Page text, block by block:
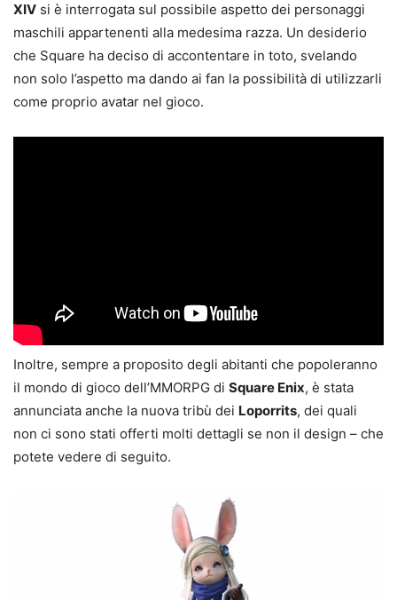
XIV si è interrogata sul possibile aspetto dei personaggi
maschili appartenenti alla medesima razza. Un desiderio
che Square ha deciso di accontentare in toto, svelando
non solo l’aspetto ma dando ai fan la possibilità di utilizzarli
come proprio avatar nel gioco.
Inoltre, sempre a proposito degli abitanti che popoleranno
il mondo di gioco dell’MMORPG di Square Enix, è stata
annunciata anche la nuova tribù dei Loporrits, dei quali
non ci sono stati offerti molti dettagli se non il design – che
potete vedere di seguito.